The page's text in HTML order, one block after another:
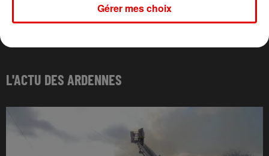
L'ACTU DES ARDENNES
Gérer mes choix